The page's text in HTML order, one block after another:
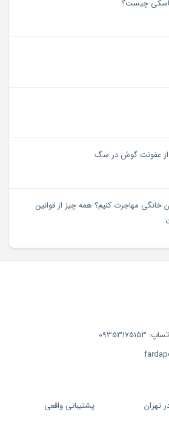
چیست؟
از عفونت گوش در سگ
خانگی مهاجرت کنیم؟ همه چیز از قوانین
09353175153
تهران پشتیبانی واقعی